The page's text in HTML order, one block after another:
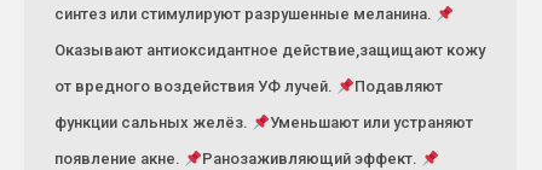
синтез или стимулируют разрушенные меланина.
Оказывают антиоксидантное действие,защищают кожу
от вредного воздействия УФ лучей.
Подавляют
функции сальных желёз.
Уменьшают или устраняют
появление акне.
Ранозаживляющий эффект.